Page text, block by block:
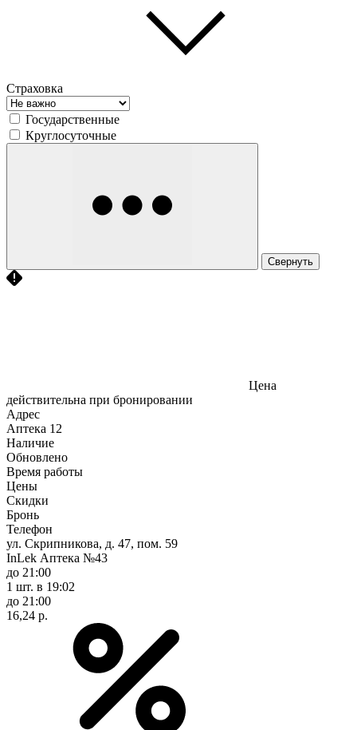
Страховка
Государственные
Круглосуточные
Свернуть
Цена
действительна при бронировании
Адрес
Аптека 12
Наличие
Обновлено
Время работы
Цены
Скидки
Бронь
Телефон
ул. Скрипникова, д. 47, пом. 59
InLek Аптека №43
до 21:00
1 шт. в 19:02
до 21:00
16,24 р.